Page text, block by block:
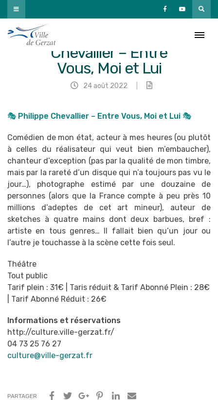
Passer
au
contenu
Chevallier – Entre
Vous, Moi et Lui
24 août 2022
🎭 Philippe Chevallier – Entre Vous, Moi et Lui 🎭
Comédien de mon état, acteur à mes heures (ou plutôt
à celles du réalisateur qui veut bien m’embaucher),
chanteur d’exception (pas par la qualité de mon timbre,
mais par la rareté d’un disque qui n’a toujours pas vu le
jour…), photographe estimé par une douzaine de
personnes (alors que la France compte à peu près 10
millions d’adeptes de cet art mineur), auteur de
sketches à quatre mains dont deux barbues, bref :
artiste en tous genres… Il fallait bien qu’un jour ou
l’autre je touchasse à la scène cette fois seul.
Théâtre
Tout public
Tarif plein : 31€ | Taris réduit & Tarif Abonné Plein : 28€
| Tarif Abonné Réduit : 26€
Informations et réservations
http://culture.ville-gerzat.fr/
04 73 25 76 27
culture@ville-gerzat.fr
PARTAGER